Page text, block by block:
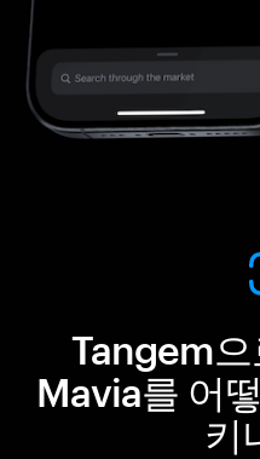
Tangem
Mavia를 어
키